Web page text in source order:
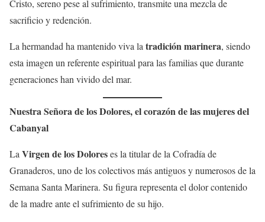
Cristo, sereno pese al sufrimiento, transmite una mezcla de
sacrificio y redención.
La hermandad ha mantenido viva la tradición marinera, siendo
esta imagen un referente espiritual para las familias que durante
generaciones han vivido del mar.
Nuestra Señora de los Dolores, el corazón de las mujeres del
Cabanyal
La Virgen de los Doloreses la titular de la Cofradía de
Granaderos, uno de los colectivos más antiguos y numerosos de la
Semana Santa Marinera. Su figura representa el dolor contenido
de la madre ante el sufrimiento de su hijo.